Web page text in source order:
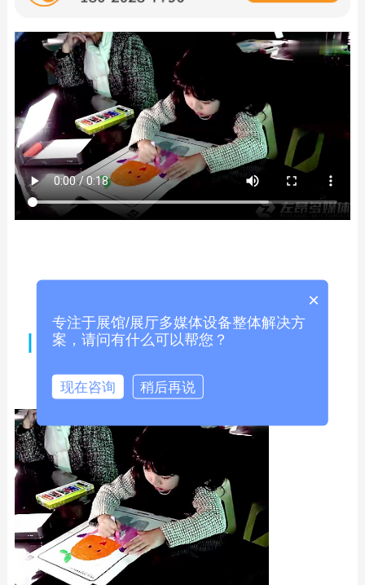
案例图片
×
专注于展馆/展厅多媒体设备整体解决方
案，请问有什么可以帮您？
现在咨询 稍后再说